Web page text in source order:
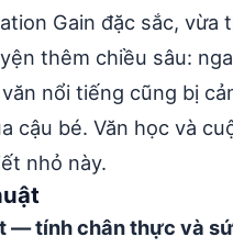
Gain đặc sắc, vừa
thêm chiều sâu:
nổi tiếng cũng bị
cậu bé. Văn học và
nhỏ này.
— tính chân thực và